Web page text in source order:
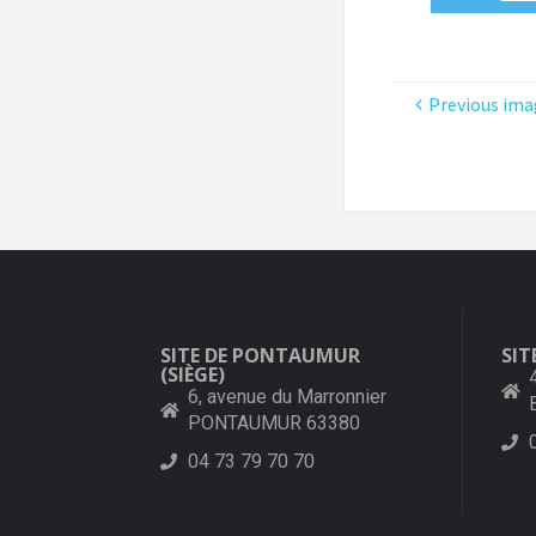
Previous
SITE DE PONTAUMUR
(SIÈGE)
6, avenue du Marronnier
PONTAUMUR 63380
04 73 79 70 70